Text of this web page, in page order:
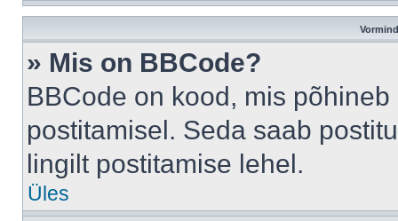
» Mis on BBCode?
BBCode on kood, mis
postitamisel. Seda saab
lingilt postitamise lehel.
Üles